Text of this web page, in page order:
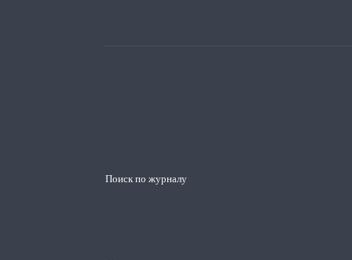
Поиск по журналу